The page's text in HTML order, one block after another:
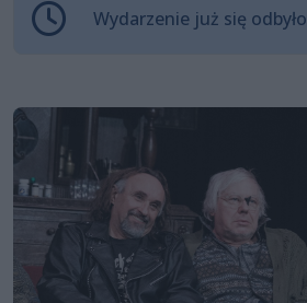
Wydarzenie już się odbyło